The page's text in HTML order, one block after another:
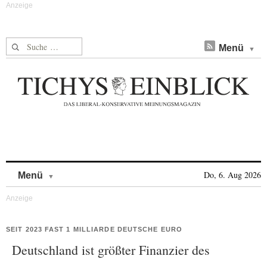
Suche nach: Menü
Menü Do, 6. Aug 2026
SEIT 2023 FAST 1 MILLIARDE DEUTSCHE EURO
Deutschland ist größter Finanzier des